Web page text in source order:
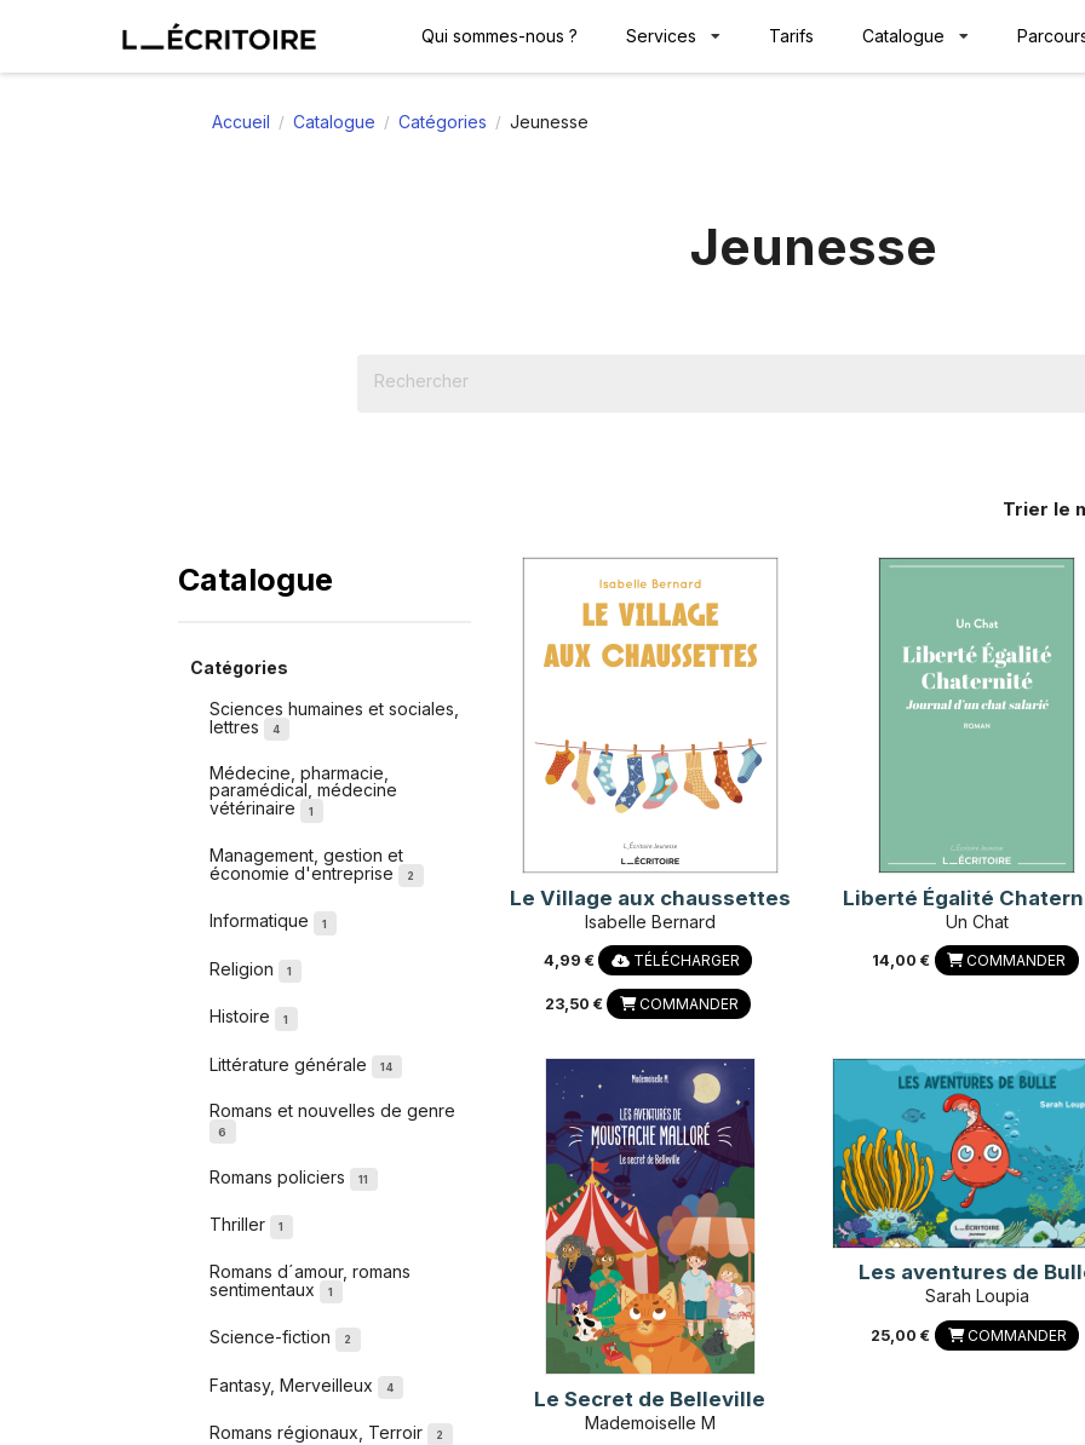
Qui sommes-nous ? Services Tarifs Catalogue
Accueil / Catalogue / Catégories / Jeunesse
Jeunesse
Catalogue
Catégories
Sciences humaines et sociales,
lettres
4
Médecine, pharmacie,
paramédical, médecine
vétérinaire
1
Management, gestion et
économie d'entreprise
2
Informatique 1
Religion 1
Histoire 1
Littérature générale 14
Romans et nouvelles de genre
6
Romans policiers 11
Thriller 1
Romans d´amour, romans
sentimentaux
1
Science-fiction 2
Fantasy, Merveilleux 4
Romans régionaux, Terroir 2
Trier le
Le Village aux chaussettes
Isabelle Bernard
4,99 € TÉLÉCHARGER
23,50 € COMMANDER
Liberté Égalité
Un Chat
14,00 € COMMANDER
Le Secret de Belleville
Mademoiselle M
Les aventures de
Sarah Loupia
25,00 € COMMANDER